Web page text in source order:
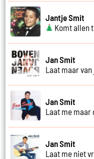
Jantje Smit
Komt allen
Jan Smit
Laat maar
Jan Smit
Laat me maar
Jan Smit
Laat me niet